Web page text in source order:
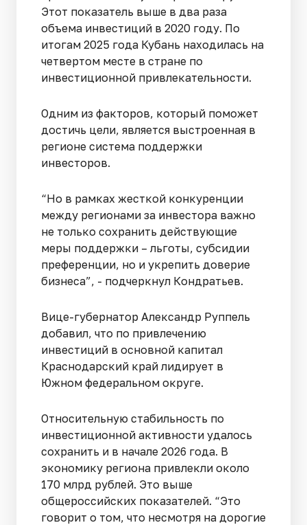
Этот показатель выше в два раза
объема инвестиций в 2020 году. По
итогам 2025 года Кубань находилась на
четвертом месте в стране по
инвестиционной привлекательности.
Одним из факторов, который поможет
достичь цели, является выстроенная в
регионе система поддержки
инвесторов.
“Но в рамках жесткой конкуренции
между регионами за инвестора важно
не только сохранить действующие
меры поддержки – льготы, субсидии
преференции, но и укрепить доверие
бизнеса”, - подчеркнул Кондратьев.
Вице-губернатор Александр Руппель
добавил, что по привлечению
инвестиций в основной капитал
Краснодарский край лидирует в
Южном федеральном округе.
Относительную стабильность по
инвестиционной активности удалось
сохранить и в начале 2026 года. В
экономику региона привлекли около
170 млрд рублей. Это выше
общероссийских показателей. “Это
говорит о том, что несмотря на дорогие